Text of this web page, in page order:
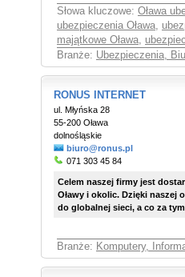
Słowa kluczowe: Oława
ubezpieczenia Oława,
majątkowe Oława,
Branże: Ubezpieczenia,
RONUS INTERNET
ul. Młyńska 28
55-200 Oława
dolnośląskie
biuro@ronus.pl
071 303 45 84
Celem naszej firmy jest
Oławy i okolic. Dzięki naszej
do globalnej sieci, a co za
Branże: Komputery,